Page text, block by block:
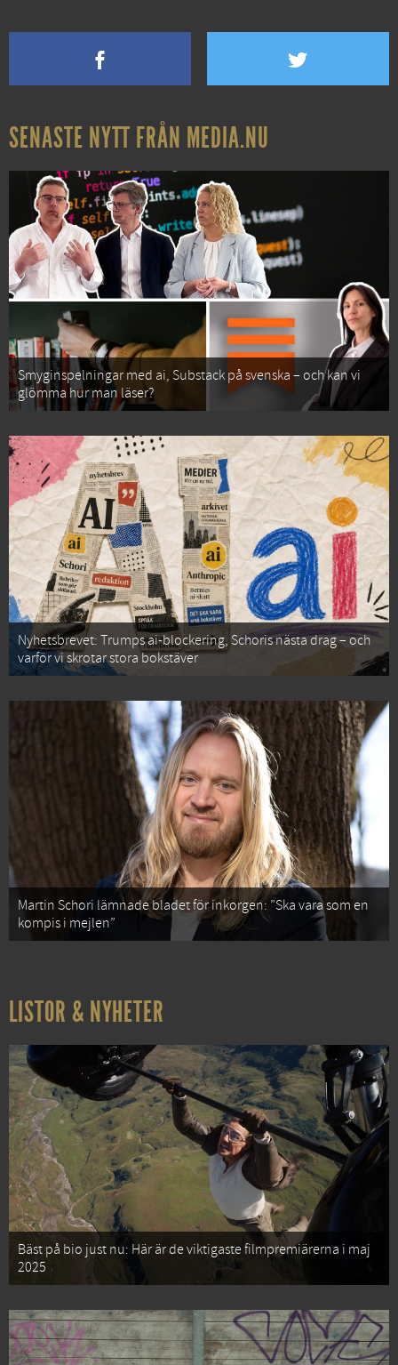
SENASTE NYTT FRÅN MEDIA.NU
Smyginspelningar med ai, Substack på svenska – och kan vi
glömma hur man läser?
Nyhetsbrevet: Trumps ai-blockering, Schoris nästa drag – och
varför vi skrotar stora bokstäver
Martin Schori lämnade bladet för inkorgen: ”Ska vara som en
kompis i mejlen”
LISTOR & NYHETER
Bäst på bio just nu: Här är de viktigaste filmpremiärerna i maj
2025